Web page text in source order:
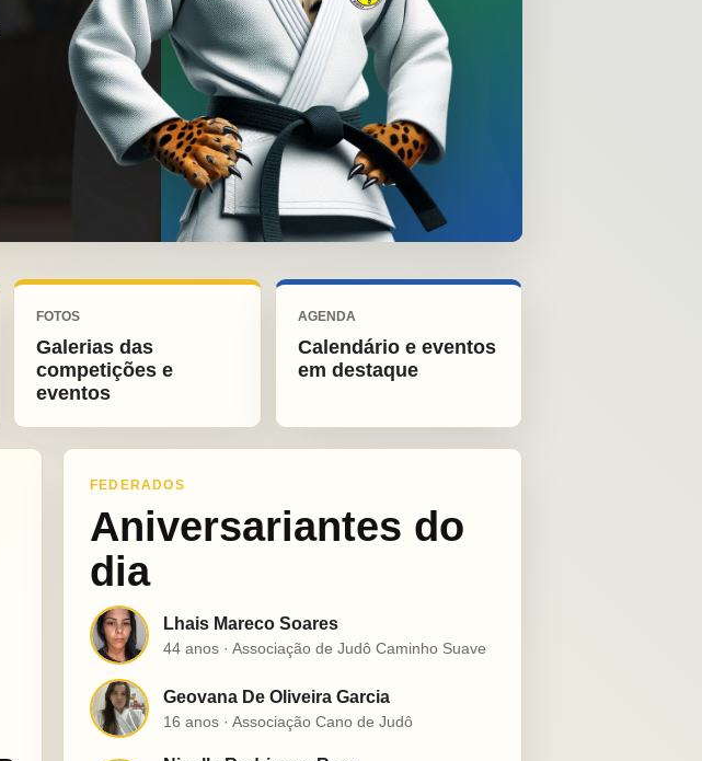
FOTOS
Galerias das
competições e
eventos
AGENDA
Calendário e eventos
em destaque
FEDERADOS
Aniversariantes do
dia
L Lhais Mareco Soares
44 anos · Associação de Judô Caminho Suave
G Geovana De Oliveira Garcia
16 anos · Associação Cano de Judô